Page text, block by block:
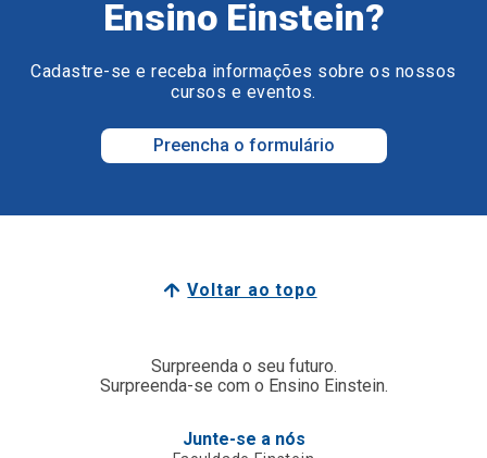
Ensino Einstein?
Cadastre-se e receba informações sobre os nossos
cursos e eventos.
Preencha o formulário
Voltar ao topo
Surpreenda o seu futuro.
Surpreenda-se com o Ensino Einstein.
Junte-se a nós